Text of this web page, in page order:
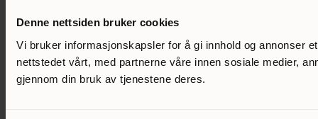
Denne nettsiden bruker cookies
Vi bruker informasjonskapsler for å gi innhold og annonser
nettstedet vårt, med partnerne våre innen sosiale medier,
gjennom din bruk av tjenestene deres.